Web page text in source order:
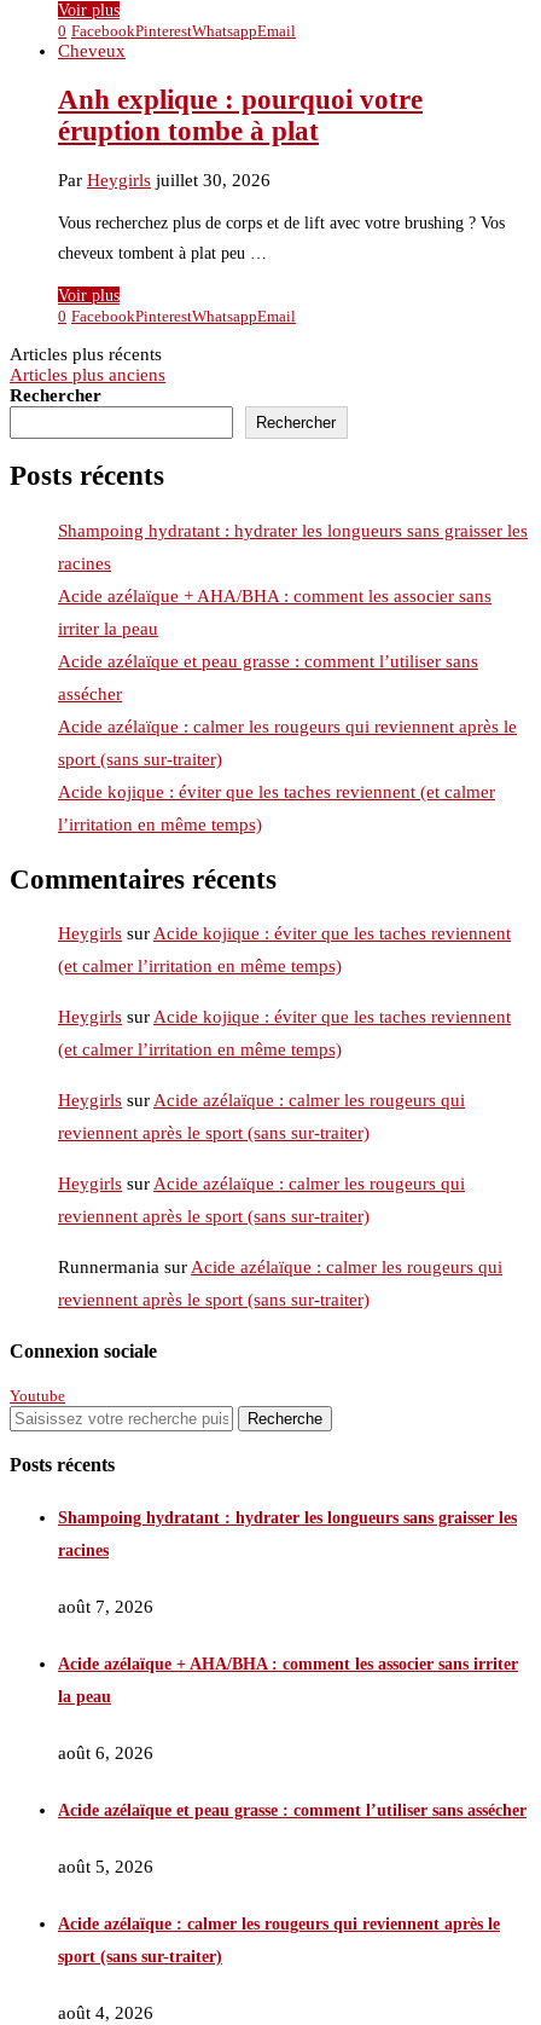
Voir plus
0 FacebookPinterestWhatsappEmail
Cheveux
Anh explique : pourquoi votre
éruption tombe à plat
Par Heygirls juillet 30, 2026
Vous recherchez plus de corps et de lift avec votre brushing ? Vos
cheveux tombent à plat peu …
Voir plus
0 FacebookPinterestWhatsappEmail
Articles plus récents
Articles plus anciens
Rechercher
Rechercher
Posts récents
Shampoing hydratant : hydrater les longueurs sans graisser les
racines
Acide azélaïque + AHA/BHA : comment les associer sans
irriter la peau
Acide azélaïque et peau grasse : comment l’utiliser sans
assécher
Acide azélaïque : calmer les rougeurs qui reviennent après le
sport (sans sur-traiter)
Acide kojique : éviter que les taches reviennent (et calmer
l’irritation en même temps)
Commentaires récents
Heygirls surAcide kojique : éviter que les taches reviennent
(et calmer l’irritation en même temps)
Heygirls surAcide kojique : éviter que les taches reviennent
(et calmer l’irritation en même temps)
Heygirls surAcide azélaïque : calmer les rougeurs qui
reviennent après le sport (sans sur-traiter)
Heygirls surAcide azélaïque : calmer les rougeurs qui
reviennent après le sport (sans sur-traiter)
Runnermania surAcide azélaïque : calmer les rougeurs qui
reviennent après le sport (sans sur-traiter)
Connexion sociale
Youtube
Posts récents
Shampoing hydratant : hydrater les longueurs sans graisser les
racines
août 7, 2026
Acide azélaïque + AHA/BHA : comment les associer sans irriter
la peau
août 6, 2026
Acide azélaïque et peau grasse : comment l’utiliser sans assécher
août 5, 2026
Acide azélaïque : calmer les rougeurs qui reviennent après le
sport (sans sur-traiter)
août 4, 2026